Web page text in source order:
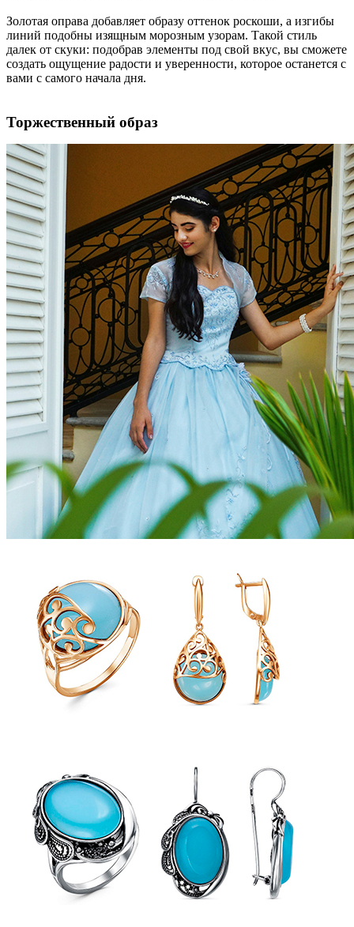
Золотая оправа добавляет образу оттенок роскоши, а изгибы
линий подобны изящным морозным узорам. Такой стиль
далек от скуки: подобрав элементы под свой вкус, вы сможете
создать ощущение радости и уверенности, которое останется с
вами с самого начала дня.
Торжественный образ